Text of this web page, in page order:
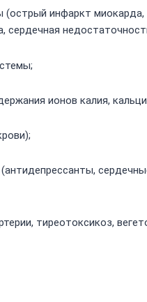
инфаркт
ионов калия,
тиреотоксикоз,